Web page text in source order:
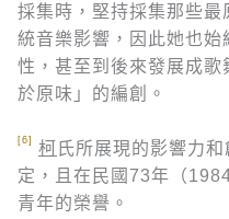
採集時，堅持採集那些
統音樂影響，因此她也
性，甚至到後來發展成
於原味」的編創。
[6] 柯 氏所展現的影響力
定，且在民國73年（
青年的榮譽。